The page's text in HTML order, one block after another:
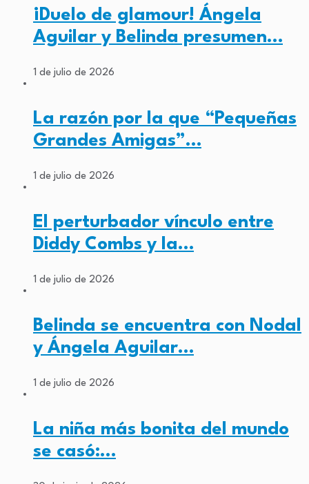
¡Duelo de glamour! Ángela
Aguilar y Belinda presumen…
1 de julio de 2026
La razón por la que “Pequeñas
Grandes Amigas”…
1 de julio de 2026
El perturbador vínculo entre
Diddy Combs y la…
1 de julio de 2026
Belinda se encuentra con Nodal
y Ángela Aguilar…
1 de julio de 2026
La niña más bonita del mundo
se casó:…